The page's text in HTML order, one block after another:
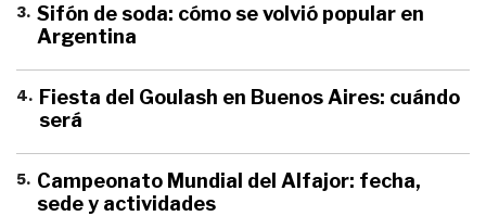
3. Sifón de soda: cómo se volvió popular en
Argentina
4. Fiesta del Goulash en Buenos Aires: cuándo
será
5. Campeonato Mundial del Alfajor: fecha,
sede y actividades